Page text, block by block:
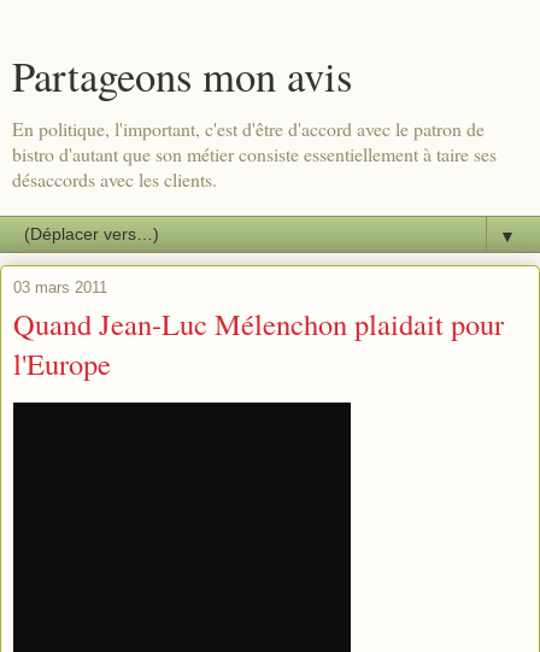
Partageons mon avis
En politique, l'important, c'est d'être d'accord avec le patron de
bistro d'autant que son métier consiste essentiellement à taire ses
désaccords avec les clients.
▼
03 mars 2011
Quand Jean-Luc Mélenchon plaidait pour
l'Europe